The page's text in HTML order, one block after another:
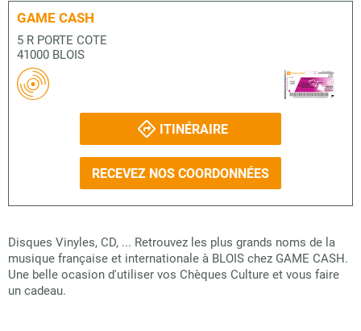
GAME CASH
5 R PORTE COTE
41000 BLOIS
ITINÉRAIRE
RECEVEZ NOS COORDONNÉES
Disques Vinyles, CD, ... Retrouvez les plus grands noms de la
musique française et internationale à BLOIS chez GAME CASH.
Une belle ocasion d'utiliser vos Chèques Culture et vous faire
un cadeau.